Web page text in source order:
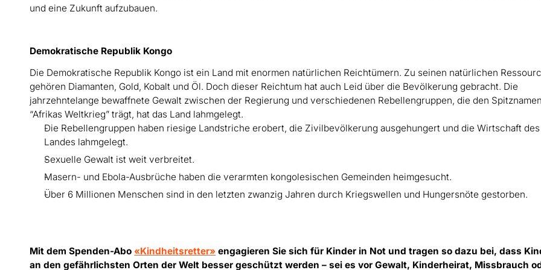
und eine Zukunft aufzubauen.
Demokratische Republik Kongo
Die Demokratische Republik Kongo ist ein Land mit enormen natürlichen Reichtümern. Zu seinen natürlichen
gehören Diamanten, Gold, Kobalt und Öl. Doch dieser Reichtum hat auch Leid über die Bevölkerung gebracht. Die
jahrzehntelange bewaffnete Gewalt zwischen der Regierung und verschiedenen Rebellengruppen, die den Spitznamen
“Afrikas Weltkrieg” trägt, hat das Land lahmgelegt.
Die Rebellengruppen haben riesige Landstriche erobert, die Zivilbevölkerung ausgehungert und die Wirtschaft des
Landes lahmgelegt.
Sexuelle Gewalt ist weit verbreitet.
Masern- und Ebola-Ausbrüche haben die verarmten kongolesischen Gemeinden heimgesucht.
Über 6 Millionen Menschen sind in den letzten zwanzig Jahren durch Kriegswellen und Hungersnöte gestorben.
Mit dem Spenden-Abo«Kindheitsretter» engagieren Sie sich für Kinder in Not und tragen so dazu bei, dass
an den gefährlichsten Orten der Welt besser geschützt werden – sei es vor Gewalt, Kinderheirat, Missbrauch